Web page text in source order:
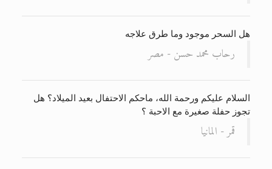
هل السحر موجود وما طرق علاجه
رحاب محمد حسن - مصر
السلام عليكم ورحمة الله، ماحكم الاحتفال بعيد الميلاد؟ هل
تجوز حفلة صغيرة مع الاحبة ؟
قمر - المانيا